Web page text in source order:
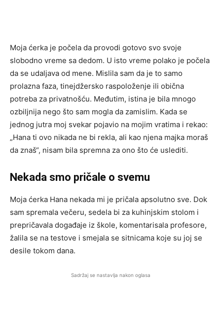
Moja ćerka je počela da provodi gotovo svo svoje
slobodno vreme sa dedom. U isto vreme polako je počela
da se udaljava od mene. Mislila sam da je to samo
prolazna faza, tinejdžersko raspoloženje ili obična
potreba za privatnošću. Međutim, istina je bila mnogo
ozbiljnija nego što sam mogla da zamislim. Kada se
jednog jutra moj svekar pojavio na mojim vratima i rekao:
„Hana ti ovo nikada ne bi rekla, ali kao njena majka moraš
da znaš“, nisam bila spremna za ono što će uslediti.
Nekada smo pričale o svemu
Moja ćerka Hana nekada mi je pričala apsolutno sve. Dok
sam spremala večeru, sedela bi za kuhinjskim stolom i
prepričavala događaje iz škole, komentarisala profesore,
žalila se na testove i smejala se sitnicama koje su joj se
desile tokom dana.
Sadržaj se nastavlja nakon oglasa